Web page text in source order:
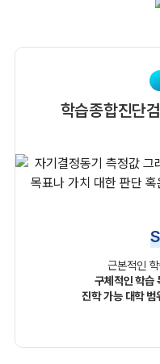
학습종합진단
근본적인
구체적인 학습
진학 가능 대학 범